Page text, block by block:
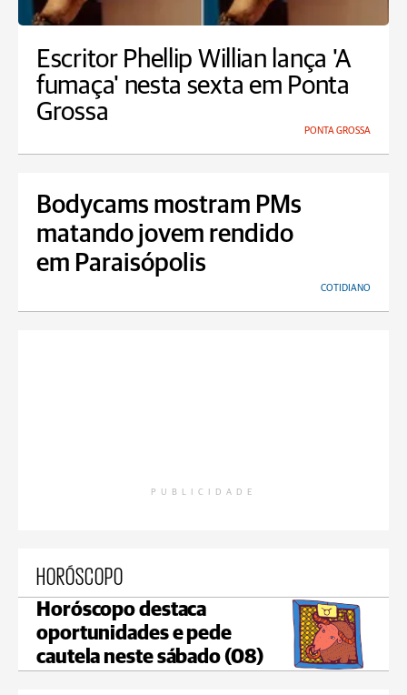
Escritor Phellip Willian lança 'A
fumaça' nesta sexta em Ponta
Grossa
PONTA GROSSA
Bodycams mostram PMs
matando jovem rendido
em Paraisópolis
COTIDIANO
PUBLICIDADE
HORÓSCOPO
Horóscopo destaca
oportunidades e pede
cautela neste sábado (08)